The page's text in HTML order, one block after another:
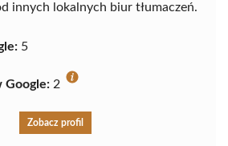
innych lokalnych biur tłumaczeń.
5
Google: 2
Zobacz profil